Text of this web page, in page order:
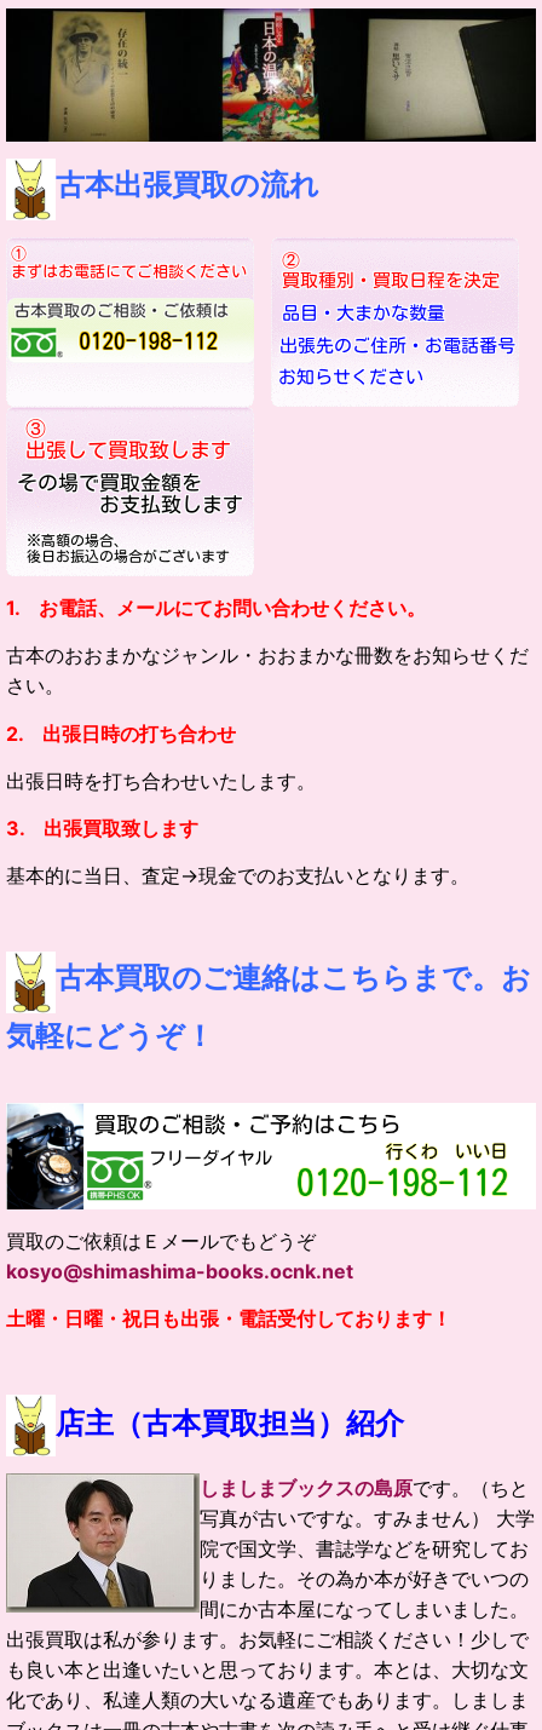
古本出張買取の流れ
1. お電話、メールにてお問い合わせください。
古本のおおまかなジャンル・ おおまかな冊数をお知らせくだ
さい。
2. 出張日時の打ち合わせ
出張日時を打ち合わせいたします。
3. 出張買取致します
基本的に当日、査定→現金でのお支払いとなります。
古本買取のご連絡はこちらまで。お
気軽にどうぞ！
買取のご依頼はＥメールでもどうぞ
kosyo@shimashima-books.ocnk.net
土曜・日曜・祝日も出張・電話受付しております！
店主（古本買取担当）紹介
しましまブックスの島原です。（ちと
写真が古いですな。すみません） 大学
院で国文学、書誌学などを研究してお
りました。 その為か本が好きでいつの
間にか古本屋になってしまいました。
出張買取は私が参ります。お気軽にご相談ください！ 少しで
も良い本と出逢いたいと思っております。 本とは、大切な文
化であり、私達人類の大いなる遺産でもあります。
しましま